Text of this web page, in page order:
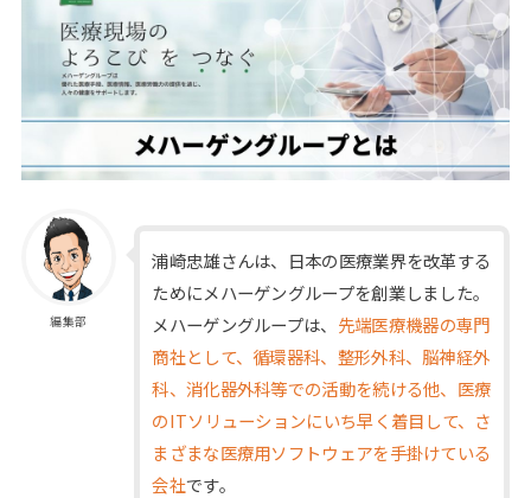
編集部
浦崎忠雄さんは、日本の医療業界を改革する
ためにメハーゲングループを創業しました。
メハーゲングループは、 先端医療機器の専門
商社として、循環器科、整形外科、脳神経外
科、消化器外科等での活動を続ける他、医療
のITソリューションにいち早く着目して、さ
まざまな医療用ソフトウェアを手掛けている
会社です。